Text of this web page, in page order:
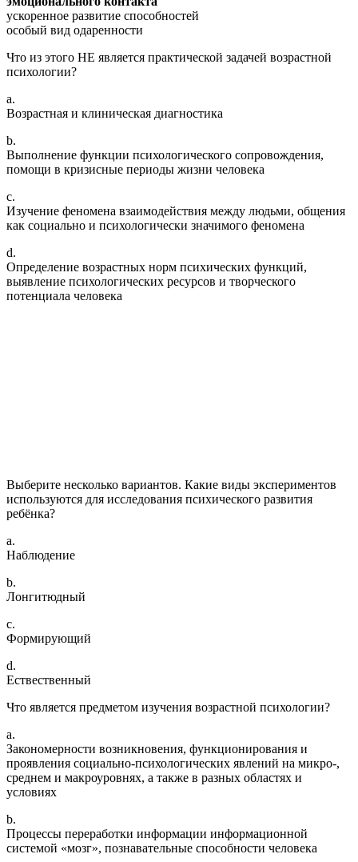
ускоренное развитие способностей
особый вид одаренности
Что из этого НЕ является практической задачей возрастной
психологии?
a.
Возрастная и клиническая диагностика
b.
Выполнение функции психологического сопровождения,
помощи в кризисные периоды жизни человека
c.
Изучение феномена взаимодействия между людьми, общения
как социально и психологически значимого феномена
d.
Определение возрастных норм психических функций,
выявление психологических ресурсов и творческого
потенциала человека
Выберите несколько вариантов. Какие виды экспериментов
используются для исследования психического развития
ребёнка?
a.
Наблюдение
b.
Лонгитюдный
c.
Формирующий
d.
Ествественный
Что является предметом изучения возрастной психологии?
a.
Закономерности возникновения, функционирования и
проявления социально-психологических явлений на микро-,
среднем и макроуровнях, а также в разных областях и
условиях
b.
Процессы переработки информации информационной
системой «мозг», познавательные способности человека